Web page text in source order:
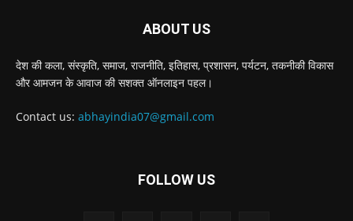
ABOUT US
देश की कला, संस्‍कृति, समाज, राजनीति, इतिहास, प्रशासन, पर्यटन, तकनीकी विकास
और आमजन के आवाज की सशक्‍त ऑनलाइन पहल।
Contact us: abhayindia07@gmail.com
FOLLOW US